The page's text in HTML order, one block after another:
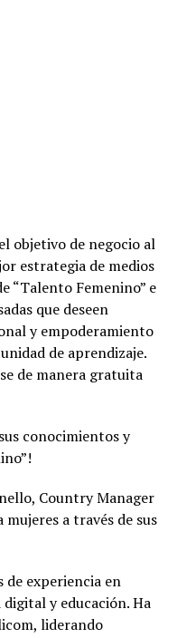
objetivo de negocio al
estrategia de medios
“Talento Femenino” e
que deseen
y empoderamiento
de aprendizaje.
de manera gratuita
conocimientos y
Country Manager
a través de sus
de experiencia en
y educación. Ha
liderando